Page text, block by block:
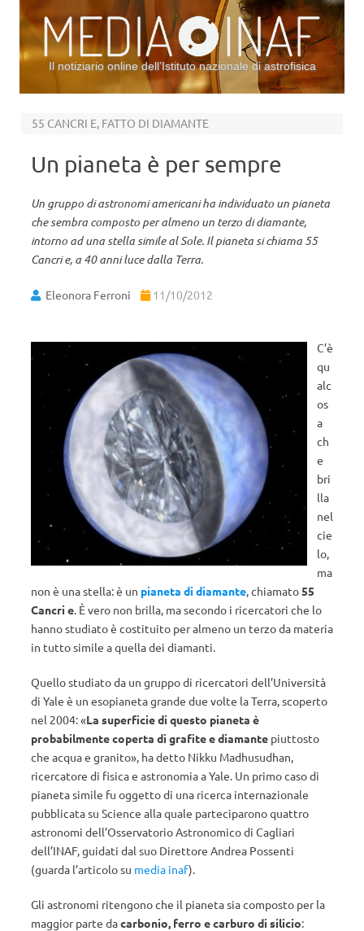
Il notiziario online dell’Istituto nazionale di astrofisica
55 CANCRI E, FATTO DI DIAMANTE
Un pianeta è per sempre
Un gruppo di astronomi americani ha individuato un pianeta
che sembra composto per almeno un terzo di diamante,
intorno ad una stella simile al Sole. Il pianeta si chiama 55
Cancri e, a 40 anni luce dalla Terra.
Eleonora Ferroni 11/10/2012
C’è
qu
alc
os
a
ch
e
bri
lla
nel
cie
lo,
ma
non è una stella: è un pianeta di diamante, chiamato55
Cancri e. È vero non brilla, ma secondo i ricercatori che lo
hanno studiato è costituito per almeno un terzo da materia
in tutto simile a quella dei diamanti.
Quello studiato da un gruppo di ricercatori dell’Università
di Yale è un esopianeta grande due volte la Terra, scoperto
nel 2004: «La superficie di questo pianeta è
probabilmente coperta di grafite e diamante piuttosto
che acqua e granito», ha detto Nikku Madhusudhan,
ricercatore di fisica e astronomia a Yale. Un primo caso di
pianeta simile fu oggetto di una ricerca internazionale
pubblicata su Science alla quale parteciparono quattro
astronomi dell’Osservatorio Astronomico di Cagliari
dell’INAF, guidati dal suo Direttore Andrea Possenti
(guarda l’articolo su media inaf).
Gli astronomi ritengono che il pianeta sia composto per la
maggior parte dacarbonio, ferro e carburo di silicio: